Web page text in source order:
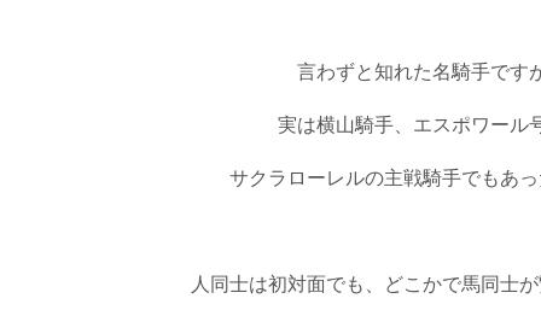
言わずと知れた名騎手です
実は横山騎手、エスポワール
サクラローレルの主戦騎手でもあ
人同士は初対面でも、どこかで馬同士